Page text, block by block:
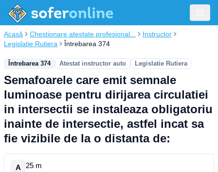
Acasă Chestionare atestate profesional...
Instructor
Legislatie Rutiera
Întrebarea 374
Întrebarea 374 Atestat instructor auto Legislatie Rutiera
Semafoarele care emit semnale
luminoase pentru dirijarea circulatiei
in intersectii se instaleaza obligatoriu
inainte de intersectie, astfel incat sa
fie vizibile de la o distanta de:
A 25 m